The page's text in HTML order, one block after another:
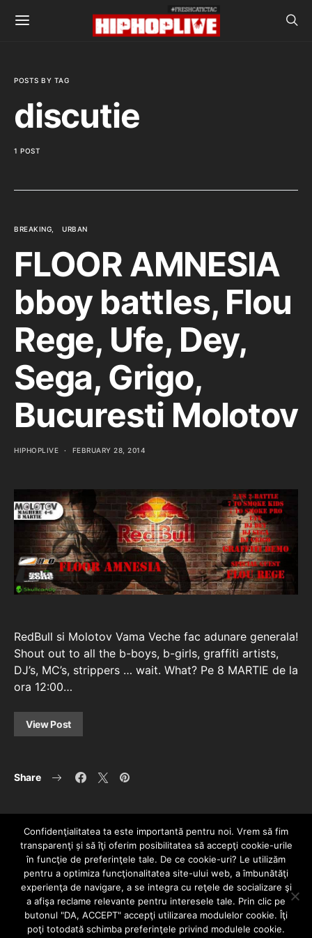
POSTS BY TAG
discutie
1 POST
BREAKING URBAN
FLOOR AMNESIA
bboy battles, Flou
Rege, Ufe, Dey,
Sega, Grigo,
Bucuresti Molotov
HIPHOPLIVE FEBRUARY 28, 2014
RedBull si Molotov Vama Veche fac adunare generala!
Shout out to all the b-boys, b-girls, graffiti artists,
DJ’s, MC’s, strippers … wait. What? Pe 8 MARTIE de la
ora 12:00…
View Post
Share
HOME CONTACT POLITICĂ DE CONFIDENȚIALITATE
Since 2005 | Copyright by HIPHOPLIVE
Confidenţialitatea ta este importantă pentru noi. Vrem să fim
transparenţi și să îţi oferim posibilitatea să accepţi cookie-urile
în funcţie de preferinţele tale. De ce cookie-uri? Le utilizăm
pentru a optimiza funcţionalitatea site-ului web, a îmbunătăţi
experienţa de navigare, a se integra cu reţele de socializare şi
a afişa reclame relevante pentru interesele tale. Prin clic pe
butonul "DA, ACCEPT" accepţi utilizarea modulelor cookie. Îţi
poţi totodată schimba preferinţele privind modulele cookie.